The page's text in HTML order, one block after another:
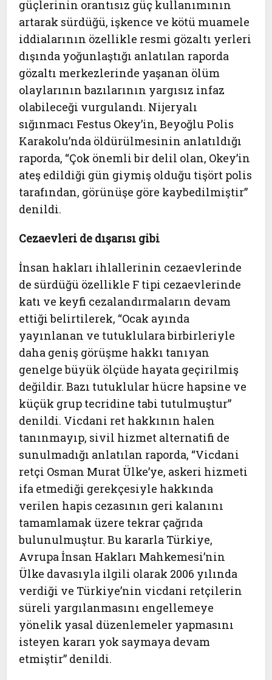
güçlerinin orantısız güç kullanımının
artarak sürdüğü, işkence ve kötü muamele
iddialarının özellikle resmi gözaltı yerleri
dışında yoğunlaştığı anlatılan raporda
gözaltı merkezlerinde yaşanan ölüm
olaylarının bazılarının yargısız infaz
olabileceği vurgulandı. Nijeryalı
sığınmacı Festus Okey’in, Beyoğlu Polis
Karakolu’nda öldürülmesinin anlatıldığı
raporda, “Çok önemli bir delil olan, Okey’in
ateş edildiği gün giymiş olduğu tişört polis
tarafından, görünüşe göre kaybedilmiştir”
denildi.
Cezaevleri de dışarısı gibi
İnsan hakları ihlallerinin cezaevlerinde
de sürdüğü özellikle F tipi cezaevlerinde
katı ve keyfi cezalandırmaların devam
ettiği belirtilerek, “Ocak ayında
yayınlanan ve tutuklulara birbirleriyle
daha geniş görüşme hakkı tanıyan
genelge büyük ölçüde hayata geçirilmiş
değildir. Bazı tutuklular hücre hapsine ve
küçük grup tecridine tabi tutulmuştur”
denildi. Vicdani ret hakkının halen
tanınmayıp, sivil hizmet alternatifi de
sunulmadığı anlatılan raporda, “Vicdani
retçi Osman Murat Ülke’ye, askeri hizmeti
ifa etmediği gerekçesiyle hakkında
verilen hapis cezasının geri kalanını
tamamlamak üzere tekrar çağrıda
bulunulmuştur. Bu kararla Türkiye,
Avrupa İnsan Hakları Mahkemesi’nin
Ülke davasıyla ilgili olarak 2006 yılında
verdiği ve Türkiye’nin vicdani retçilerin
süreli yargılanmasını engellemeye
yönelik yasal düzenlemeler yapmasını
isteyen kararı yok saymaya devam
etmiştir” denildi.